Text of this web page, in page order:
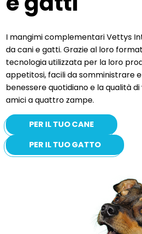
I mangimi complementari Vettys
da cani e gatti. Grazie al loro
tecnologia utilizzata per la loro
appetitosi, facili da somministrare
benessere quotidiano e la qualità
amici a quattro zampe.
PER IL TUO CANE
PER IL TUO GATTO